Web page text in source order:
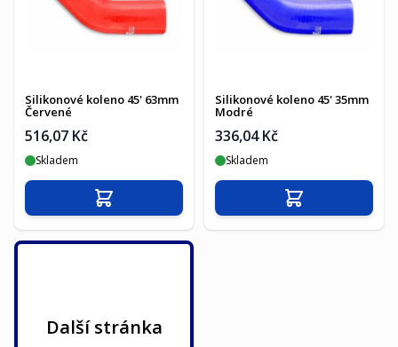
Silikonové koleno 45' 63mm
Červené
516,07 Kč
Skladem
Přidat do košíku
Silikonové koleno 45' 35mm
Modré
336,04 Kč
Skladem
Přidat do košíku
Další stránka